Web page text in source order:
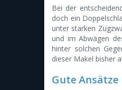
Bei der
doch ein
unter starken
und im Abwägen
hinter solchen
dieser Makel bisher
Gute